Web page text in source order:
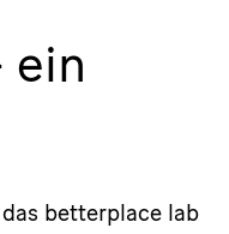
ein
betterplace lab